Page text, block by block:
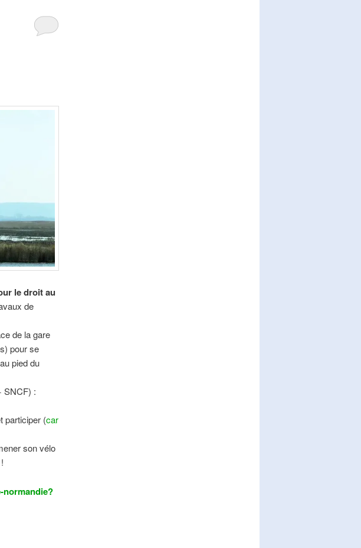
le droit au
de
de la gare
pour se
pied du
SNCF) :
participer (car
son vélo
normandie?